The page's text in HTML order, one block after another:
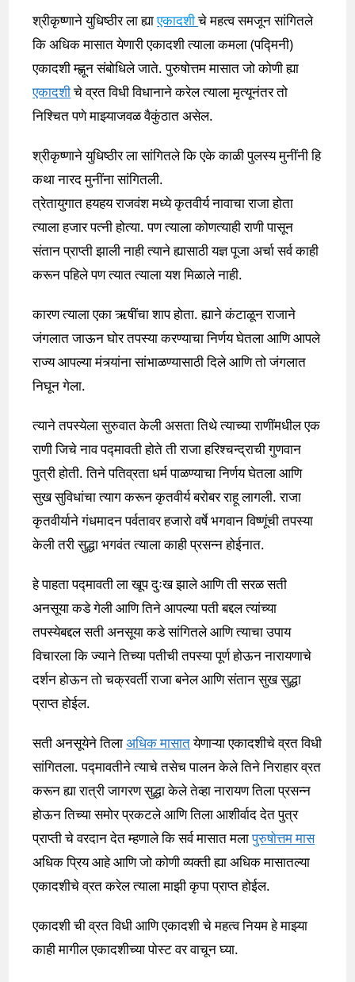
श्रीकृष्णाने युधिष्ठीर ला ह्याएकादशीचे महत्व समजून सांगितले
कि अधिक मासात येणारी एकादशी त्याला कमला (पद्मिनी)
एकादशी म्ह्णून संबोधिले जाते. पुरुषोत्तम मासात जो कोणी ह्या
एकादशीचे व्रत विधी विधानाने करेल त्याला मृत्यूनंतर तो
निश्चित पणे माझ्याजवळ वैकुंठात असेल.
श्रीकृष्णाने युधिष्ठीर ला सांगितले कि एके काळी पुलस्य मुनींनी हि
कथा नारद मुनींना सांगितली.
त्रेतायुगात हयहय राजवंश मध्ये कृतवीर्य नावाचा राजा होता
त्याला हजार पत्नी होत्या. पण त्याला कोणत्याही राणी पासून
संतान प्राप्ती झाली नाही त्याने ह्यासाठी यज्ञ पूजा अर्चा सर्व काही
करून पहिले पण त्यात त्याला यश मिळाले नाही.
कारण त्याला एका ऋषींचा शाप होता. ह्याने कंटाळून राजाने
जंगलात जाऊन घोर तपस्या करण्याचा निर्णय घेतला आणि आपले
राज्य आपल्या मंत्र्यांना सांभाळण्यासाठी दिले आणि तो जंगलात
निघून गेला.
त्याने तपस्येला सुरुवात केली असता तिथे त्याच्या राणींमधील एक
राणी जिचे नाव पद्मावती होते ती राजा हरिश्चन्द्राची गुणवान
पुत्री होती. तिने पतिव्रता धर्म पाळण्याचा निर्णय घेतला आणि
सुख सुविधांचा त्याग करून कृतवीर्य बरोबर राहू लागली. राजा
कृतवीर्याने गंधमादन पर्वतावर हजारो वर्षे भगवान विष्णूंची तपस्या
केली तरी सुद्धा भगवंत त्याला काही प्रसन्न होईनात.
हे पाहता पद्मावती ला खूप दुःख झाले आणि ती सरळ सती
अनसूया कडे गेली आणि तिने आपल्या पती बद्दल त्यांच्या
तपस्येबद्दल सती अनसूया कडे सांगितले आणि त्याचा उपाय
विचारला कि ज्याने तिच्या पतीची तपस्या पूर्ण होऊन नारायणाचे
दर्शन होऊन तो चक्रवर्ती राजा बनेल आणि संतान सुख सुद्धा
प्राप्त होईल.
सती अनसूयेने तिलाअधिक मासातयेणाऱ्या एकादशीचे व्रत विधी
सांगितला. पद्मावतीने त्याचे तसेच पालन केले तिने निराहार व्रत
करून ह्या रात्री जागरण सुद्धा केले तेव्हा नारायण तिला प्रसन्न
होऊन तिच्या समोर प्रकटले आणि तिला आशीर्वाद देत पुत्र
प्राप्ती चे वरदान देत म्हणाले कि सर्व मासात मलापुरुषोत्तम मास
अधिक प्रिय आहे आणि जो कोणी व्यक्ती ह्या अधिक मासातल्या
एकादशीचे व्रत करेल त्याला माझी कृपा प्राप्त होईल.
एकादशी ची व्रत विधी आणि एकादशी चे महत्व नियम हे माझ्या
काही मागील एकादशीच्या पोस्ट वर वाचून घ्या.